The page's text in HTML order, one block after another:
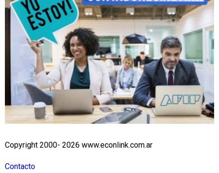
Copyright 2000- 2026 www.econlink.com.ar
Contacto